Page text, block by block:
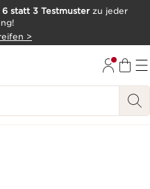
6 statt 3 Testmusterzu jeder
>